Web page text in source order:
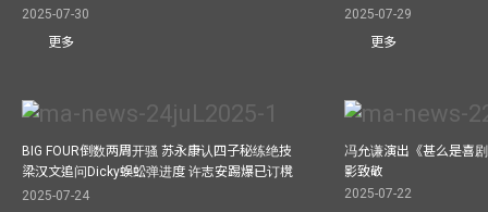
2025-07-30
更多
2025-07-29
更多
BIG FOUR倒数两周开骚 苏永康认四子秘练绝技
梁汉文追问Dicky蜈蚣弹进度 许志安踢爆已订櫈
2025-07-24
冯允谦演出《甚么是喜
影致敬
2025-07-22